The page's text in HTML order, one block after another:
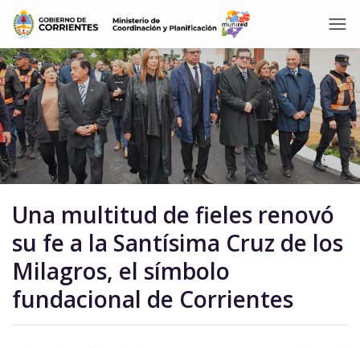
Una multitud de fieles renovó
su fe a la Santísima Cruz de los
Milagros, el símbolo
fundacional de Corrientes